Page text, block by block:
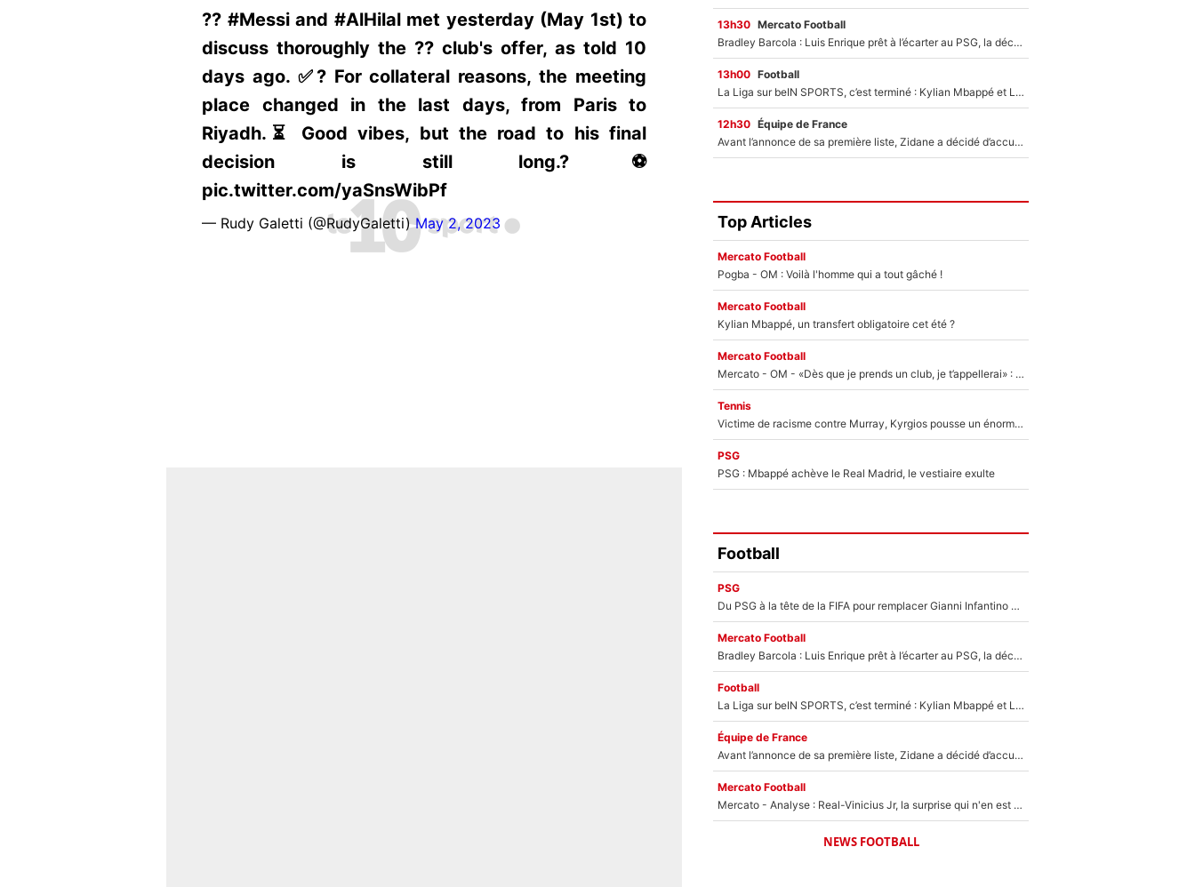
?? #Messi and #AlHilal met yesterday (May 1st) to
discuss thoroughly the ?? club's offer, as told 10
days ago. ✅? For collateral reasons, the meeting
place changed in the last days, from Paris to
Riyadh.⏳ Good vibes, but the road to his final
decision is still long.?⚽
pic.twitter.com/yaSnsWibPf
— Rudy Galetti (@RudyGaletti)May 2, 2023
13h30 Mercato Football
Bradley Barcola : Luis Enrique prêt à l’écarter au PSG, la décision qui va accélérer son transfert à Liverpool ?
13h00 Football
La Liga sur beIN SPORTS, c’est terminé : Kylian Mbappé et Lamine Yamal changent de chaîne, «le moment était venu d'ouvrir un nouveau chapitre»
12h30 Équipe de France
Avant l’annonce de sa première liste, Zidane a décidé d’accueillir une nouvelle tête en équipe de France
Top Articles
Mercato Football
Pogba - OM : Voilà l'homme qui a tout gâché !
Mercato Football
Kylian Mbappé, un transfert obligatoire cet été ?
Mercato Football
Mercato - OM - «Dès que je prends un club, je t’appellerai» : La promesse de Marcelino au moment de claquer la porte
Tennis
Victime de racisme contre Murray, Kyrgios pousse un énorme coup de gueule !
PSG
PSG : Mbappé achève le Real Madrid, le vestiaire exulte
Football
PSG
Du PSG à la tête de la FIFA pour remplacer Gianni Infantino ? «Il serait un mauvais président», le patron de la Liga s'attaque à Nasser Al-Khelaïfi !
Mercato Football
Bradley Barcola : Luis Enrique prêt à l’écarter au PSG, la décision qui va accélérer son transfert à Liverpool ?
Football
La Liga sur beIN SPORTS, c’est terminé : Kylian Mbappé et Lamine Yamal changent de chaîne, «le moment était venu d'ouvrir un nouveau chapitre»
Équipe de France
Avant l’annonce de sa première liste, Zidane a décidé d’accueillir une nouvelle tête en équipe de France
Mercato Football
Mercato - Analyse : Real-Vinicius Jr, la surprise qui n'en est pas une...
NEWS FOOTBALL